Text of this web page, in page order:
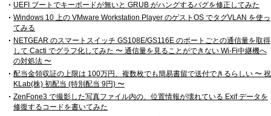
UEFI ブートでキーボードが無いと GRUB がハングするバグを修正してみた
Windows 10 上の VMware Workstation Player のゲストOS でタグVLAN を使っ
てみる
NETGEAR のスマートスイッチ GS108E/GS116E のポートごとの通信量を取得
して Cacti でグラフ化してみた 〜 通信量を見ることができない Wi-Fi中継機へ
の対処法 〜
配当金領収証の上限は 100万円、複数枚でも簡易書留で送付できるらしい 〜 祝
KLab(株) 初配当 (特別配当 9円) 〜
ZenFone3 で撮影した写真ファイル内の、位置情報が壊れている Exif データを
修復するコードを書いてみた